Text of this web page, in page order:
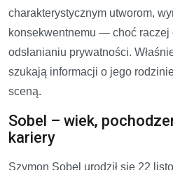
charakterystycznym utworom,
konsekwentnemu — choć
odsłanianiu prywatności.
szukają informacji o jego
sceną.
Sobel – wiek,
kariery
Szymon Sobel urodził się 22